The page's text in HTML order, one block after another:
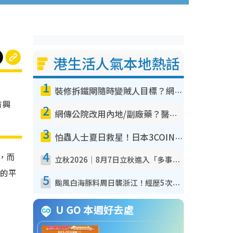
興
而
平
港生活人氣本地熱話
1 裝修拆鐵閘隨時變賊人目標？網民揭2大關鍵用途：裝新式等於白裝？附新舊鐵閘分別
2 網傳公院改用內地/副廠藥？醫生拆解正副廠分別 揭4類人換藥隨時出事
3 怕蟲人士夏日救星！日本3COINS爆紅驅蟲神器$45起 1招「全程免觸碰」輕鬆搞定小強
4 立秋2026｜8月7日立秋進入「多事之秋」 3件事唔做得！專家教6招開運 清枱頭／銀包納氣接好運
5 颱風白海豚料周日襲浙江！經歷5次「眼牆置換」極罕見 成登陸內地最長途颱風
U GO 本週好去處